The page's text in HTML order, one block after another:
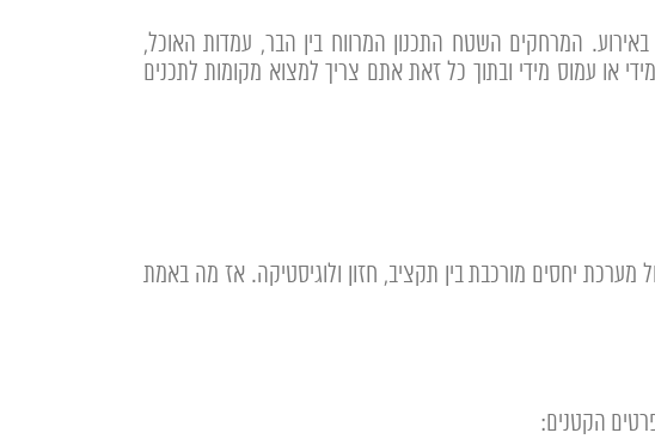
המרחקים השטח התכנון המרווח בין הבר, עמדות האוכל,
או עמוס מידי ובתוך כל זאת אתם צריך למצוא מקומות לתכנים
מערכת יחסים מורכבת בין תקציב, חזון ולוגיסטיקה. אז מה באמת
הקטנים: